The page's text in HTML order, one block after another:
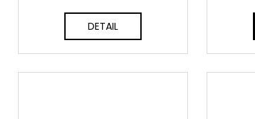
DETAIL